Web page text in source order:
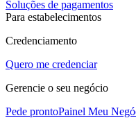
Soluções de pagamentos
Para estabelecimentos
Credenciamento
Quero me credenciar
Gerencie o seu negócio
Pede prontoPainel Meu